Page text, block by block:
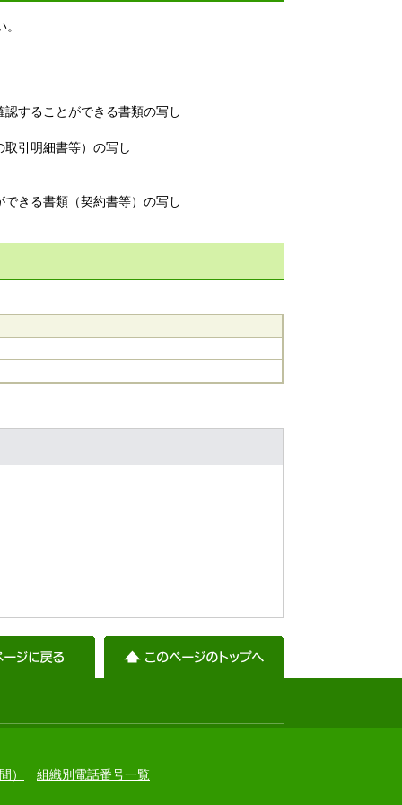
することができる書類の写し
引明細書等）の写し
きる書類（契約書等）の写し
） 組織別電話番号一覧